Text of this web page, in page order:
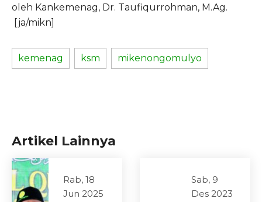
oleh Kankemenag, Dr. Taufiqurrohman, M.Ag.
[ja/mikn]
kemenag ksm mikenongomulyo
Artikel Lainnya
Rab, 18
Jun 2025
Sab, 9
Des 2023